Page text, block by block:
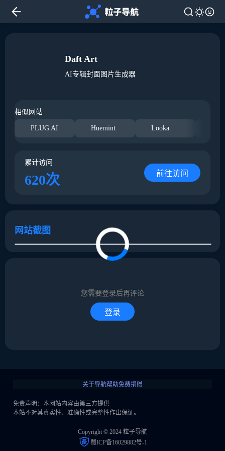
Daft Art
AI专辑封面图片生成器
相似网站
PLUG AI Huemint Looka
累计访问
620次 前往访问
网站截图
您需要登录后再评论
登录
关于导航帮助免费捐赠
免责声明：本网站内容由第三方提供
本站不对其真实性、准确性或完整性作出保证。
Copyright © 2024 粒子导航
蜀ICP备16029882号-1
取消 回复